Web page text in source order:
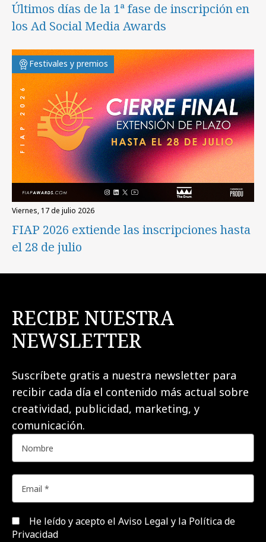
Últimos días de la 1ª fase de inscripción en
los Ad Social Media Awards
Festivales y premios
viernes, 17 de julio 2026
FIAP 2026 extiende las inscripciones hasta
el 28 de julio
RECIBE NUESTRA
NEWSLETTER
Suscríbete gratis a nuestra newsletter para
recibir cada día el contenido más actual sobre
creatividad, publicidad, marketing, y
comunicación.
He leído y acepto el Aviso Legal y la Política de
Privacidad